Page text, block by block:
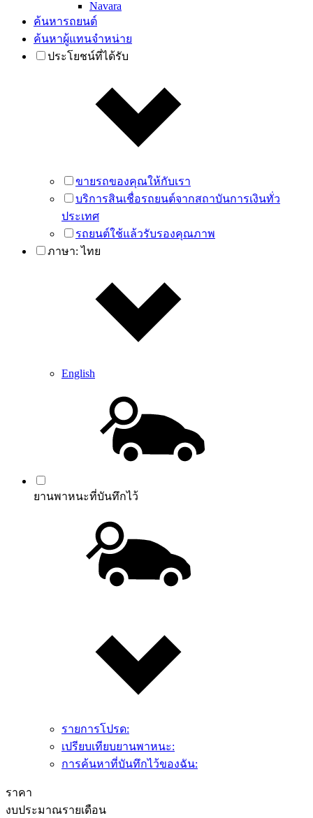
Navara
ค้นหารถยนต์
ค้นหาผู้แทนจำหน่าย
ประโยชน์ที่ได้รับ
ขายรถของคุณให้กับเรา
บริการสินเชื่อรถยนต์จากสถาบันการเงินทั่ว
ประเทศ
รถยนต์ใช้แล้วรับรองคุณภาพ
ภาษา:ไทย
English
ยานพาหนะที่บันทึกไว้
รายการโปรด:
เปรียบเทียบยานพาหนะ:
การค้นหาที่บันทึกไว้ของฉัน:
ราคา
งบประมาณรายเดือน